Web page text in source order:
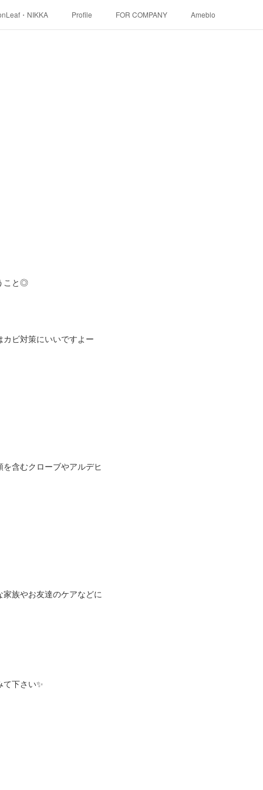
・NIKKA Profile FOR COMPANY Ameblo
こと◎
ビ対策にいいですよー
含むクローブやアルデヒ
族やお友達のケアなどに
下さい✨